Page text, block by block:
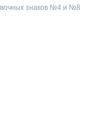
знаков №4 и №8